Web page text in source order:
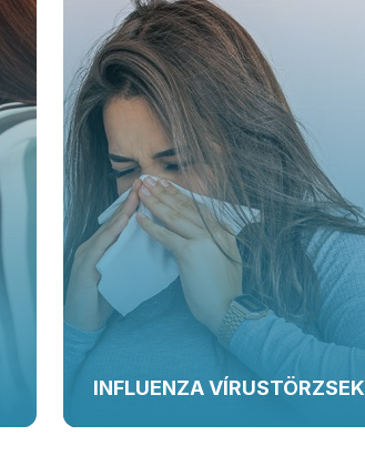
INFLUENZA VÍRUSTÖRZSEK